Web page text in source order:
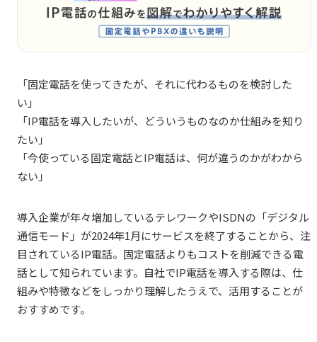
「固定電話を使ってきたが、それに代わるものを検討した
い」
「IP電話を導入したいが、どういうものなのか仕組みを知り
たい」
「今使っている固定電話とIP電話は、何が違うのかがわから
ない」
導入企業が年々増加しているテレワークやISDNの「デジタル
通信モード」が2024年1月にサービスを終了することから、注
目されているIP電話。固定電話よりもコストを削減できる電
話として知られています。自社でIP電話を導入する際は、仕
組みや特徴などをしっかり理解したうえで、活用することが
おすすめです。